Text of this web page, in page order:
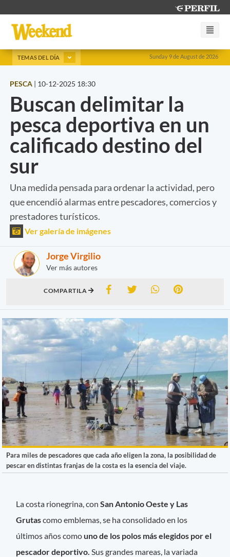
Sunday 9 de August de 2026
TEMAS DEL DÍA
PESCA | 10-12-2025 18:30
Buscan delimitar la
pesca deportiva en un
calificado destino del
sur
Una medida pensada para ordenar la actividad, pero
que encendió alarmas entre pescadores, comercios y
prestadores turísticos.
Ver galería de imágenes
Jorge Virgilio
Ver más autores
COMPARTILA
Para miles de pescadores que cada año eligen la zona, la posibilidad de
pescar en distintas franjas de la costa es la esencia del viaje.
La costa rionegrina, conSan Antonio Oeste y Las
Grutascomo emblemas, se ha consolidado en los
últimos años como uno de los polos más elegidos por el
pescador deportivo. Sus grandes mareas, la variada